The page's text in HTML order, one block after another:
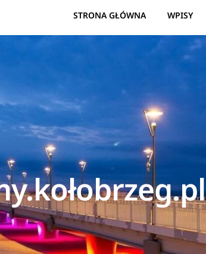
STRONA GŁÓWNA WPISY